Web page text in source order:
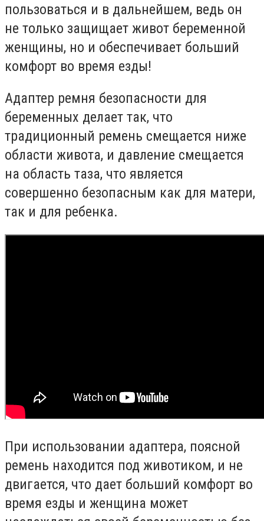
пользоваться и в дальнейшем, ведь он
не только защищает живот беременной
женщины, но и обеспечивает больший
комфорт во время езды!
Адаптер ремня безопасности для
беременных делает так, что
традиционный ремень смещается ниже
области живота, и давление смещается
на область таза, что является
совершенно безопасным как для матери,
так и для ребенка.
При использовании адаптера, поясной
ремень находится под животиком, и не
двигается, что дает больший комфорт во
время езды и женщина может